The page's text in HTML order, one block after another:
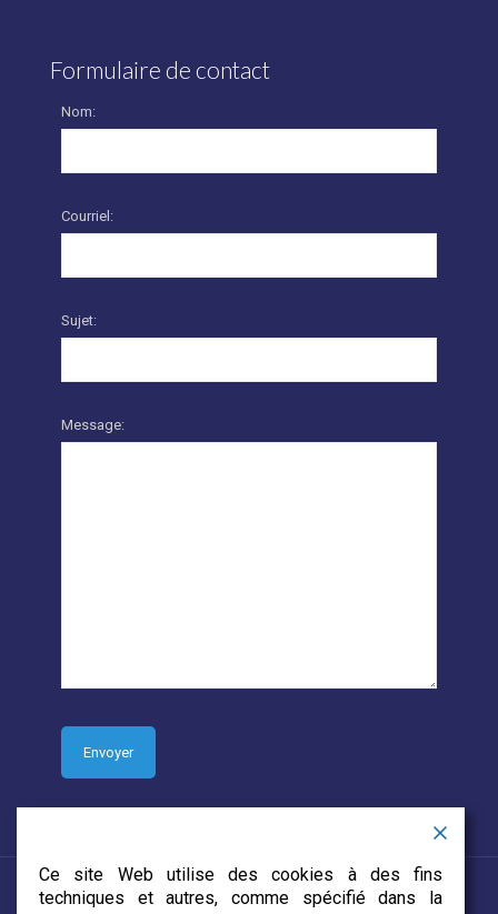
Formulaire de contact
Nom:
Courriel:
Sujet:
Message:
Ce site Web utilise des cookies à des fins
techniques et autres, comme spécifié dans la